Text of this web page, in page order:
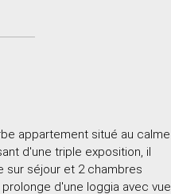
appartement situé au calme
d'une triple exposition, il
sur séjour et 2 chambres
d'une loggia avec vue